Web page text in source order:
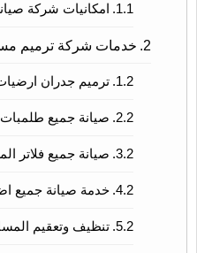
امكانيات شركة
خدمات شركة ترميم
ترميم جدران
صيانة جميع
صيانة جميع فلاتر
خدمة صيانة جميع
تنظيف وتعقيم